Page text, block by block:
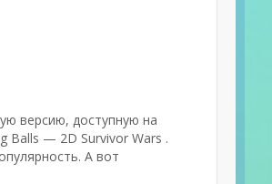
версию, доступную на
Balls — 2D Survivor Wars .
А вот